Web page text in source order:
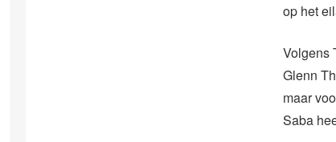
op het
Volgens
Glenn
maar
Saba